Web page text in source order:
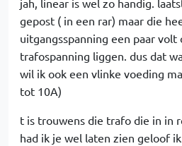
jah, linear is wel zo handig.
gepost ( in een rar) maar die
uitgangsspanning een paar volt
trafospanning liggen. dus dat
wil ik ook een vlinke voeding
tot 10A)
t is trouwens die trafo die in in
had ik je wel laten zien geloof